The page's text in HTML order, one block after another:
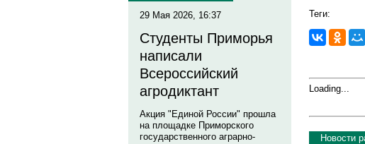
29 Мая 2026, 16:37
Студенты Приморья
написали
Всероссийский
агродиктант
Акция "Единой России" прошла
на площадке Приморского
государственного аграрно-
Теги:
Loading...
Новости